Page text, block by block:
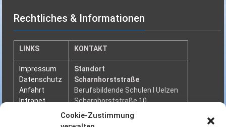
Cookie-Zustimmung
Rechtliches & Informationen
LINKS KONTAKT
Impressum
Datenschutz
Anfahrt
Intranet
Standort
Scharnhorststraße
Berufsbildende Schulen I Uelzen
Scharnhorststraße 10
29525 Uelzen
Telefon: 0581 955 6